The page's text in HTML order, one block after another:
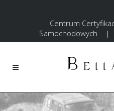
Centrum
Samochodowych
|